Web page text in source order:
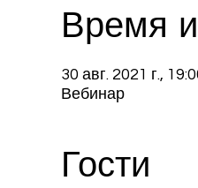
Время
30 авг. 2021 г.,
Вебинар
Гости